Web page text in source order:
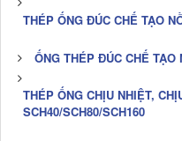
THÉP ỐNG ĐÚC CHẾ TẠO
ỐNG THÉP ĐÚC CHẾ
THÉP ỐNG CHỊU NHIỆT,
SCH40/SCH80/SCH160